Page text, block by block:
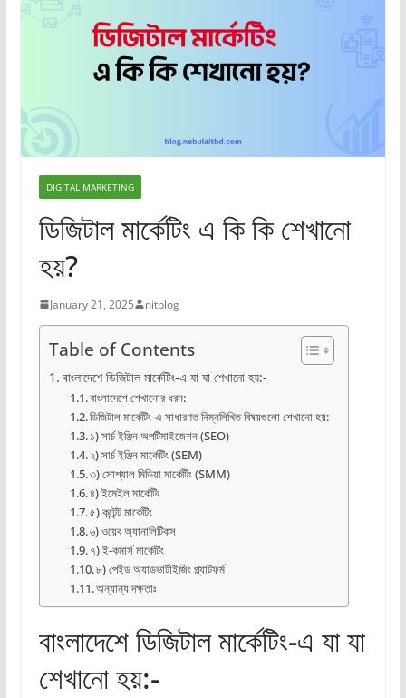
DIGITAL MARKETING
ডিজিটাল মার্কেটিং এ কি কি শেখানো
হয়?
January 21, 2025 nitblog
Table of Contents
বাংলাদেশে ডিজিটাল মার্কেটিং-এ যা যা শেখানো হয়:-
বাংলাদেশে শেখানোর ধরন:
ডিজিটাল মার্কেটিং-এ সাধারণত নিম্নলিখিত বিষয়গুলো শেখানো হয়:
১) সার্চ ইঞ্জিন অপটিমাইজেশন (SEO)
২) সার্চ ইঞ্জিন মার্কেটিং (SEM)
৩) সোশ্যাল মিডিয়া মার্কেটিং (SMM)
৪) ইমেইল মার্কেটিং
৫) কন্টেন্ট মার্কেটিং
৬) ওয়েব অ্যানালিটিকস
৭) ই-কমার্স মার্কেটিং
৮) পেইড অ্যাডভার্টাইজিং প্ল্যাটফর্ম
অন্যান্য দক্ষতাঃ
বাংলাদেশে ডিজিটাল মার্কেটিং-এ যা যা
শেখানো হয়:-